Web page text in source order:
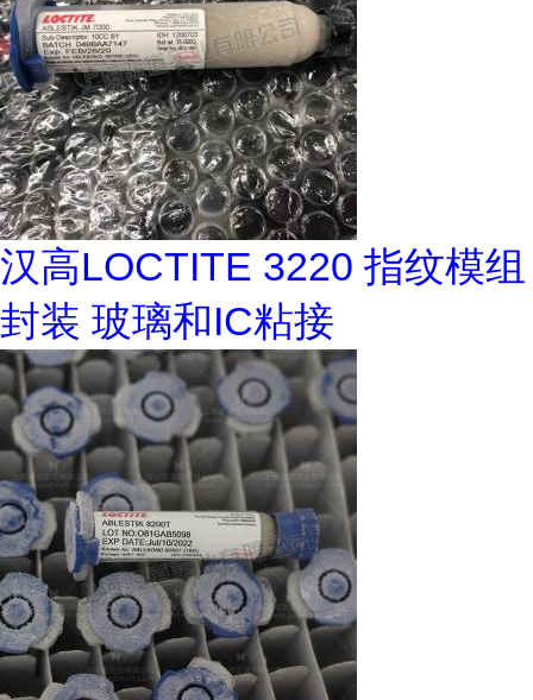
汉高LOCTITE 3220 指纹模组
封装 玻璃和IC粘接